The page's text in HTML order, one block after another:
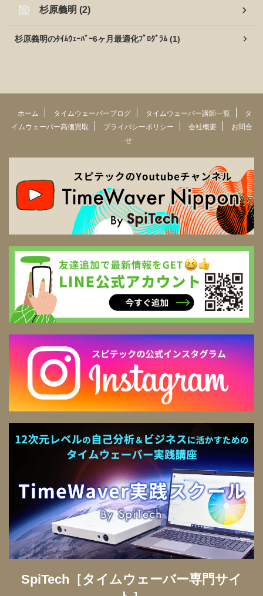
杉原義明 (2)
杉原義明のﾀｲﾑｳｪｰﾊﾞｰ6ヶ月最適化ﾌﾟﾛｸﾞﾗﾑ (1)
ホーム タイムウェーバーブログ タイムウェーバー講師一覧
タ
イムウェーバー高価買取
プライバシーポリシー 会社概要
お問合
せ
SpiTech［タイムウェーバー専門サイ